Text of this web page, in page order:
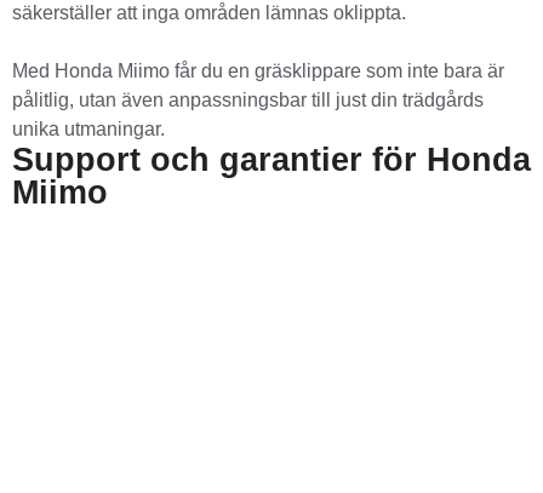
säkerställer att inga områden lämnas oklippta.
Med Honda Miimo får du en gräsklippare som inte bara är
pålitlig, utan även anpassningsbar till just din trädgårds
unika utmaningar.
Support och garantier för Honda
Miimo